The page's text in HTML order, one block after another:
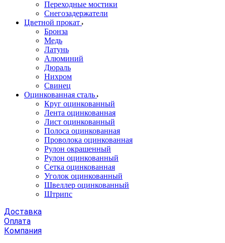
Переходные мостики
Снегозадержатели
Цветной прокат
Бронза
Медь
Латунь
Алюминий
Дюраль
Нихром
Свинец
Оцинкованная сталь
Круг оцинкованный
Лента оцинкованная
Лист оцинкованный
Полоса оцинкованная
Проволока оцинкованная
Рулон окрашенный
Рулон оцинкованный
Сетка оцинкованная
Уголок оцинкованный
Швеллер оцинкованный
Штрипс
Доставка
Оплата
Компания